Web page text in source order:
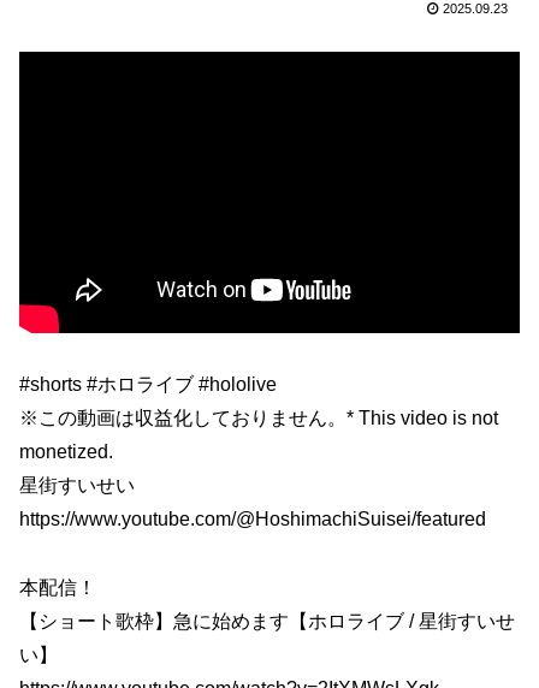
2025.09.23
#shorts #ホロライブ #hololive
※この動画は収益化しておりません。* This video is not
monetized.
星街すいせい
https://www.youtube.com/@HoshimachiSuisei/featured
本配信！
【ショート歌枠】急に始めます【ホロライブ / 星街すいせ
い】